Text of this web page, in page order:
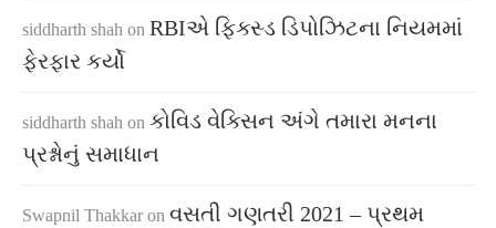
siddharth shah on RBIએ ફિક્સ્ડ ડિપોઝિટના નિયમમાં
ફેરફાર કર્યો
siddharth shah on કોવિડ વેક્સિન અંગે તમારા મનના
પ્રશ્નોનું સમાધાન
Swapnil Thakkar on વસતી ગણતરી 2021 – પ્રથમ